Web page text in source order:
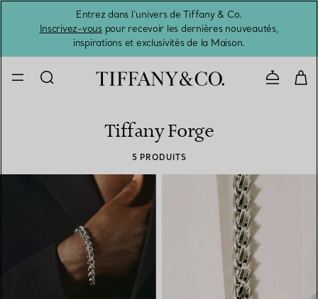
Entrez dans l’univers de Tiffany & Co.
Inscrivez-vouspour recevoir les dernières nouveautés,
inspirations et exclusivités de la Maison.
Tiffany Forge
5 PRODUITS